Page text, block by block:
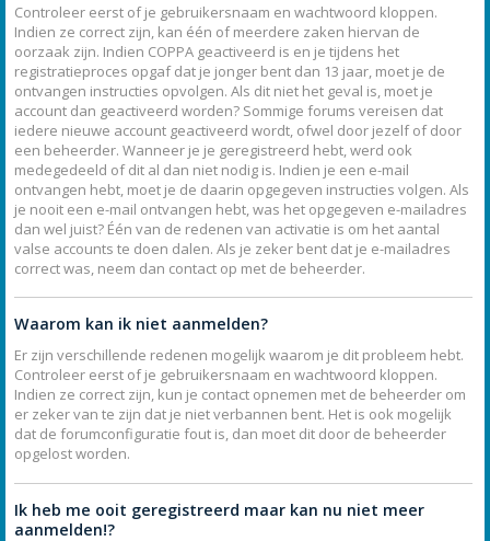
Controleer eerst of je gebruikersnaam en wachtwoord kloppen.
Indien ze correct zijn, kan één of meerdere zaken hiervan de
oorzaak zijn. Indien COPPA geactiveerd is en je tijdens het
registratieproces opgaf dat je jonger bent dan 13 jaar, moet je de
ontvangen instructies opvolgen. Als dit niet het geval is, moet je
account dan geactiveerd worden? Sommige forums vereisen dat
iedere nieuwe account geactiveerd wordt, ofwel door jezelf of door
een beheerder. Wanneer je je geregistreerd hebt, werd ook
medegedeeld of dit al dan niet nodig is. Indien je een e-mail
ontvangen hebt, moet je de daarin opgegeven instructies volgen. Als
je nooit een e-mail ontvangen hebt, was het opgegeven e-mailadres
dan wel juist? Één van de redenen van activatie is om het aantal
valse accounts te doen dalen. Als je zeker bent dat je e-mailadres
correct was, neem dan contact op met de beheerder.
Waarom kan ik niet aanmelden?
Er zijn verschillende redenen mogelijk waarom je dit probleem hebt.
Controleer eerst of je gebruikersnaam en wachtwoord kloppen.
Indien ze correct zijn, kun je contact opnemen met de beheerder om
er zeker van te zijn dat je niet verbannen bent. Het is ook mogelijk
dat de forumconfiguratie fout is, dan moet dit door de beheerder
opgelost worden.
Ik heb me ooit geregistreerd maar kan nu niet meer
aanmelden!?